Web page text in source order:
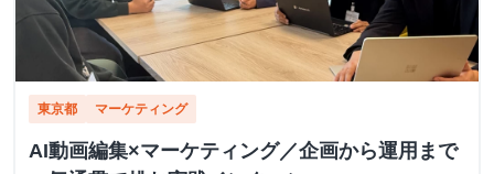
東京都 マーケティング
AI動画編集×マーケティング／企画から運用まで